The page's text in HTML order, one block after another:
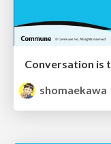
shomaekawa